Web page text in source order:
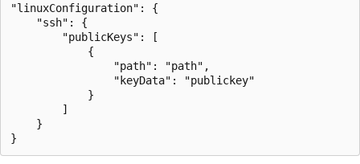
"linuxConfiguration": {
    "ssh": {
        "publicKeys": [
            {
                "path": "path",
                "keyData": "publickey"
            }
        ]
    }